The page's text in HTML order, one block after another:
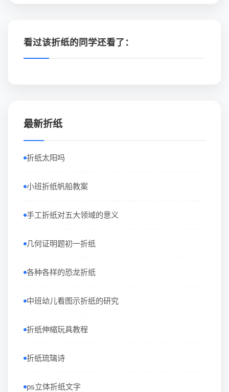
看过该折纸的同学还看了：
最新折纸
折纸太阳吗
小班折纸帆船教案
手工折纸对五大领域的意义
几何证明题初一折纸
各种各样的恐龙折纸
中班幼儿看图示折纸的研究
折纸伸縮玩具教程
折纸琉璃诗
ps立体折纸文字